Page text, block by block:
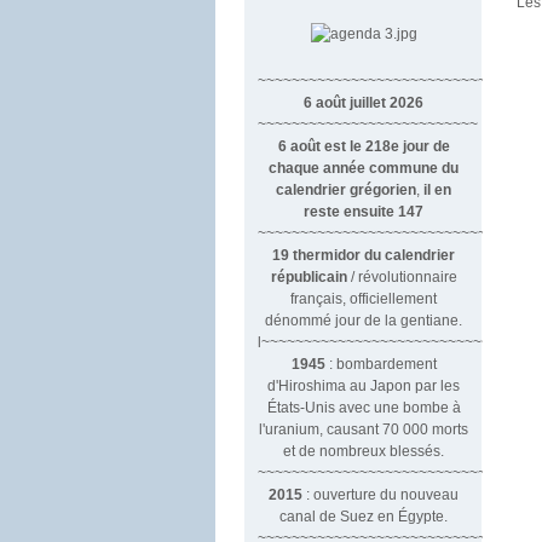
~~~~~~~~~~~~~~~~~~~~~~~~~~~~~~
6 août juillet 2026
~~~~~~~~~~~~~~~~~~~~~~~~~~
6 août est le 218e jour de
chaque année commune du
calendrier grégorien il en
reste ensuite 147
~~~~~~~~~~~~~~~~~~~~~~~~~~~~~~~~
19 thermidor du calendrier
républicain/ révolutionnaire
français, officiellement
dénommé jour de la gentiane.
l~~~~~~~~~~~~~~~~~~~~~~~~~~~
1945 : bombardement
d'Hiroshima au Japon par les
États-Unis avec une bombe à
l'uranium, causant 70 000 morts
et de nombreux blessés.
~~~~~~~~~~~~~~~~~~~~~~~~~~~~~~~
2015 : ouverture du nouveau
canal de Suez en Égypte.